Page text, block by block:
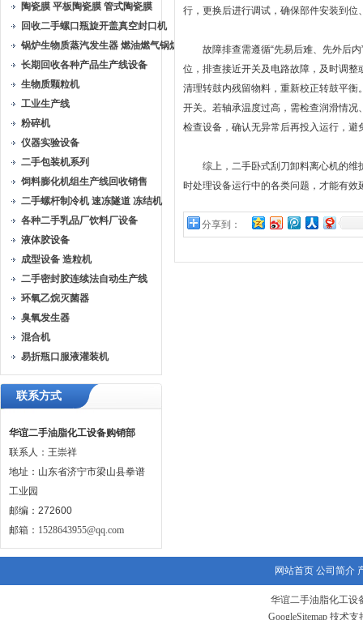
陶瓷膜 平板陶瓷膜 管式陶瓷膜
回收二手螺口瓶旋开盖真空封口机
锅炉生物质蒸汽发生器 燃油燃气锅炉
长期回收各种产品生产线设备
生物质颗粒机
工业生产线
粉碎机
仪器实验设备
二手包装机系列
饲料膨化机组生产线回收销售
二手螺杆制冷机 速冻隧道 冻结机
各种二手乳品厂饮料厂设备
液体胶设备
成型设备 造粒机
二手密封胶连续法自动生产线
环氧乙烷灭菌器
臭氧发生器
混合机
易折瓶口服液灌装机
联系方式
华谊二手油脂化工设备购销部
联系人：王崇祥
地址：山东省济宁市梁山县拳谱
工业园
邮编：272600
邮箱： 1528643955@qq.com
行，更换后进行调试，确保部件安装到位
故障排查需遵循“先易后难、先外后内
位，排查接近开关及电路故障，及时调
清理转鼓内残留物料，重新校正转鼓平
开关。若轴承温度过高，需检查润滑情
检查设备，确认无异常后再投入运行，避
综上，二手卧式刮刀卸料离心机的维
时处理设备运行中的各类问题，才能有
分享到：
网站首页 公司简介
华谊二手油脂化工设
GoogleSitemap 技术支